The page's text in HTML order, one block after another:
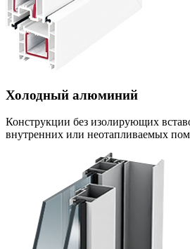
Холодный алюминий
Конструкции без изолирующих
внутренних или неотапливаемых